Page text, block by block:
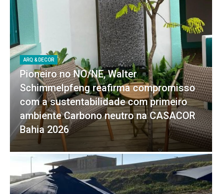
ARQ & DECOR
Pioneiro no NO/NE, Walter
Schimmelpfeng reafirma compromisso
com a sustentabilidade com primeiro
ambiente Carbono neutro na CASACOR
Bahia 2026